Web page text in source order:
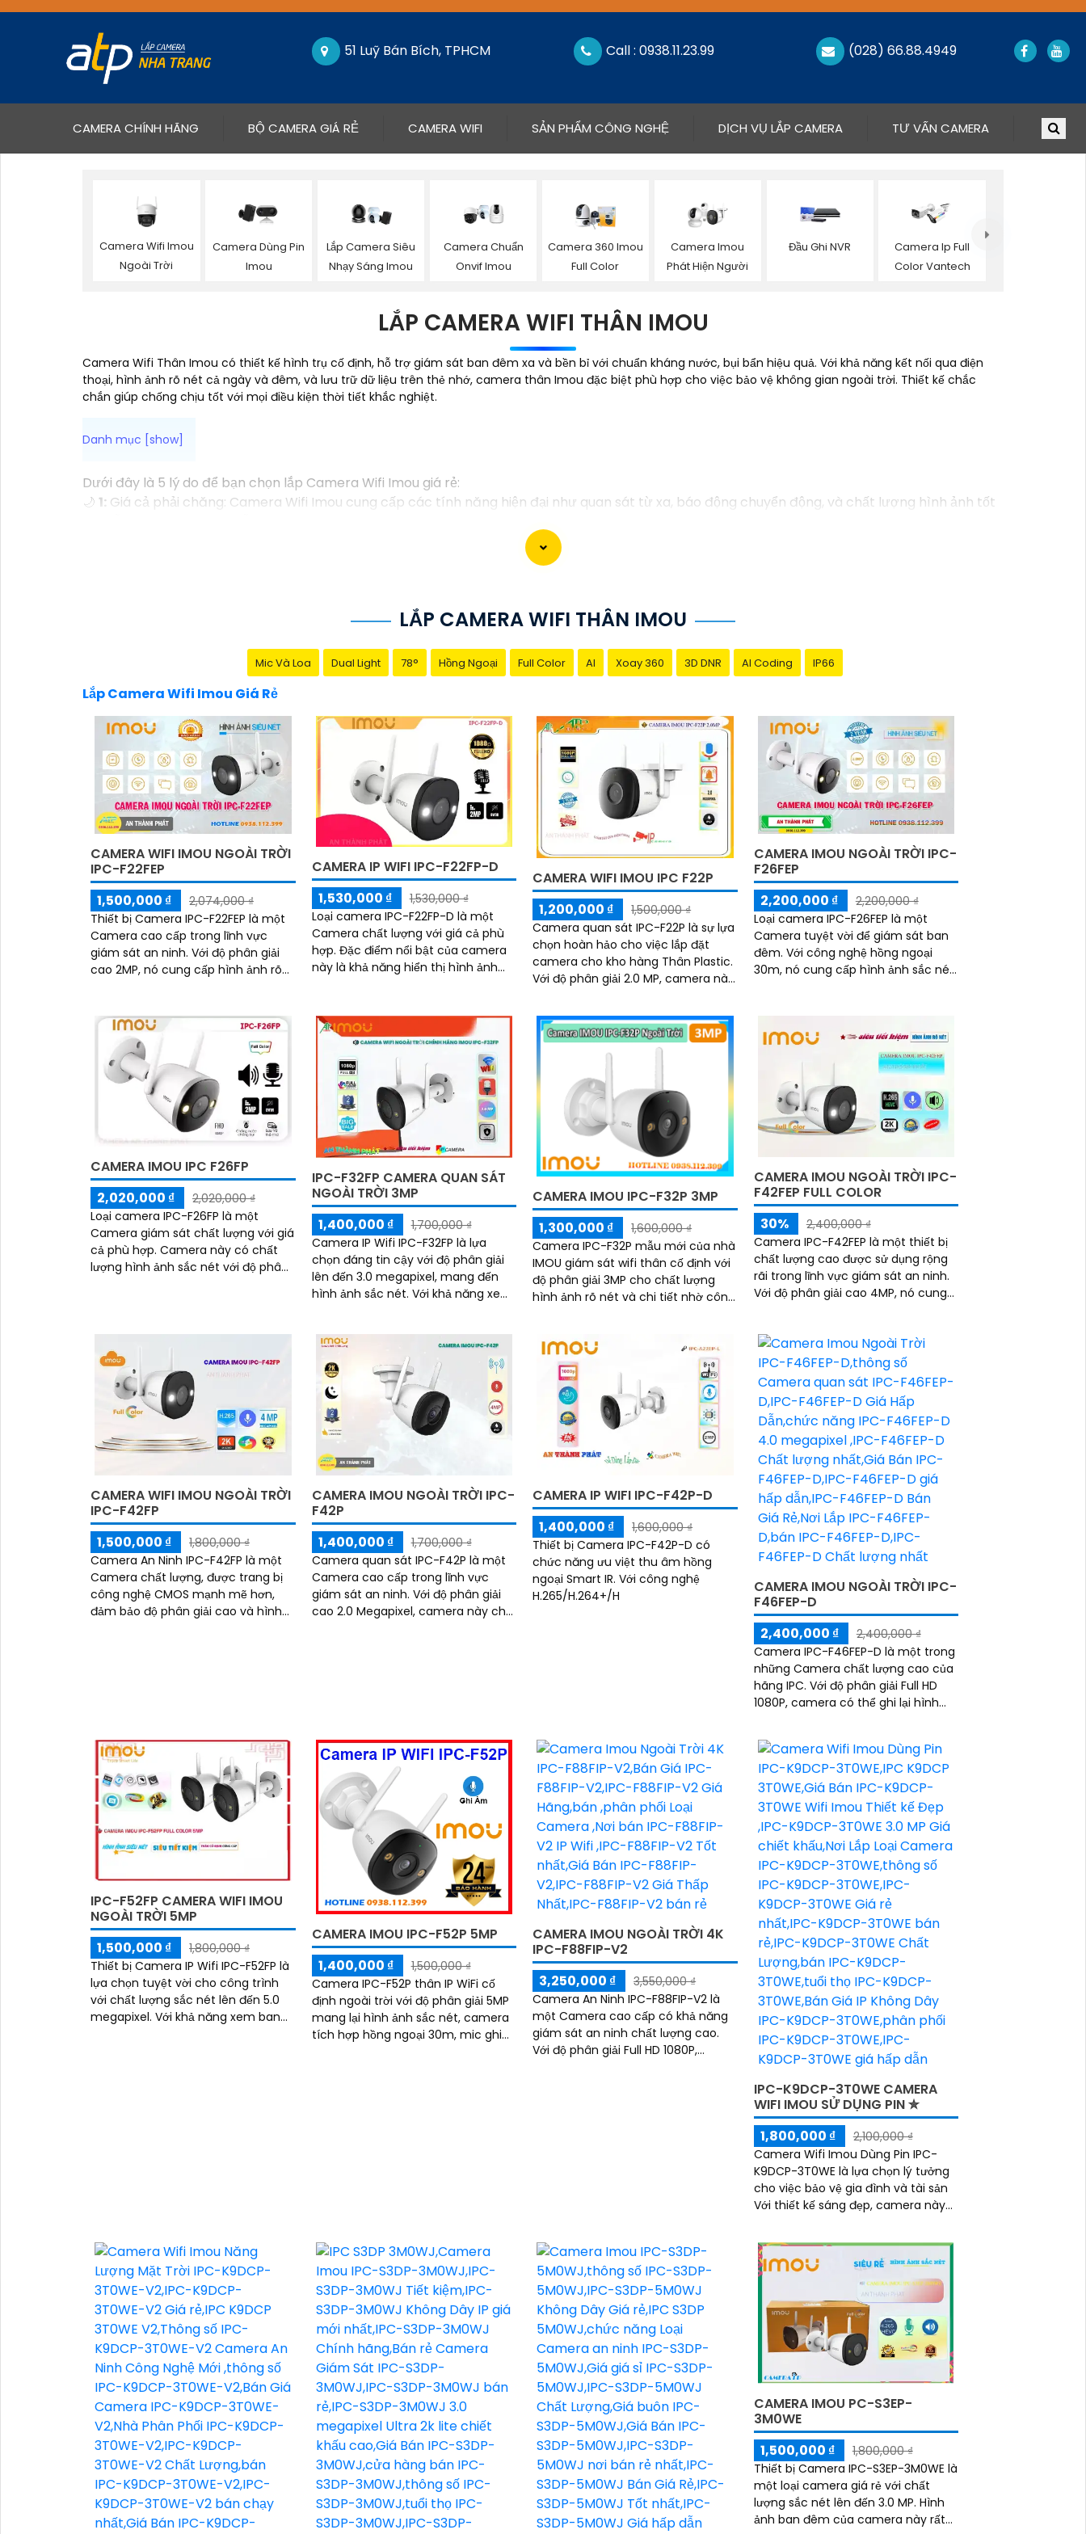
51 Luỹ Bán Bích, TPHCM Call : 0938.11.23.99 (028) 66.88.4949
CAMERA CHÍNH HÃNG(CURRENT)BỘ CAMERA GIÁ RẺ CAMERA WIFI SẢN PHẨM CÔNG NGHỆ DỊCH VỤ LẮP CAMERA TƯ VẤN CAMERA
Camera Wifi Imou
Ngoài Trời
Camera Dùng Pin
Imou
Lắp Camera Siêu
Nhạy Sáng Imou
Camera Chuẩn
Onvif Imou
Camera 360 Imou
Full Color
Camera Imou
Phát Hiện Người
Đầu Ghi NVR
Camera Ip Full
Color Vantech
LẮP CAMERA WIFI THÂN IMOU
Camera Wifi Thân Imou có thiết kế hình trụ cố định, hỗ trợ giám sát ban đêm xa và bền bỉ với chuẩn kháng nước, bụi bẩn hiệu quả. Với khả năng kết nối qua điện
thoại, hình ảnh rõ nét cả ngày và đêm, và lưu trữ dữ liệu trên thẻ nhớ, camera thân Imou đặc biệt phù hợp cho việc bảo vệ không gian ngoài trời. Thiết kế chắc
chắn giúp chống chịu tốt với mọi điều kiện thời tiết khắc nghiệt.
Dưới đây là 5 lý do để bạn chọn lắp Camera Wifi Imou giá rẻ:
🌙 1: Giá cả phải chăng: Camera Wifi Imou cung cấp các tính năng hiện đại như quan sát từ xa, báo động chuyển động, và chất lượng hình ảnh tốt
Dễ dàng lắp đặt: Camera Imou được thiết kế dễ dàng lắp đặt, bạn có thể tự cài đặt và sử dụng mà không cần phải thuê dịch vụ chuyên nghiệp.
Độ tin cậy cao: Sản phẩm của Imou được sản xuất bởi một trong những công ty hàng đầu trong lĩnh vực an ninh và giám sát, vì vậy bạn có
Hy vọng những thông tin trên giúp bạn tìm được lựa chọn hoàn hảo cho Camera Wifi Imou giá rẻ.
LẮP CAMERA WIFI THÂN IMOU
Mic Và Loa Dual Light 78° Hồng Ngoại Full Color AI Xoay 360 3D DNR AI Coding IP66
Lắp Camera Wifi Imou Giá Rẻ
CAMERA WIFI IMOU NGOÀI TRỜI
IPC-F22FEP
1,500,000 ₫
2,074,000 ₫
Thiết bị Camera IPC-F22FEP là một
Camera cao cấp trong lĩnh vực
giám sát an ninh. Với độ phân giải
cao 2MP, nó cung cấp hình ảnh rõ
CAMERA IP WIFI IPC-F22FP-D
1,530,000 ₫
1,530,000 ₫
Loại camera IPC-F22FP-D là một
Camera chất lượng với giá cả phù
hợp. Đặc điểm nổi bật của camera
này là khả năng hiển thị hình ảnh
CAMERA WIFI IMOU IPC F22P
1,200,000 ₫
1,500,000 ₫
Camera quan sát IPC-F22P là sự lựa
chọn hoàn hảo cho việc lắp đặt
camera cho kho hàng Thân Plastic.
Với độ phân giải 2.0 MP, camera này
và đêm
CAMERA IMOU NGOÀI TRỜI IPC-
F26FEP
2,200,000 ₫
2,200,000 ₫
Loại camera IPC-F26FEP là một
Camera tuyệt vời để giám sát ban
đêm. Với công nghệ hồng ngoại
30m, nó cung cấp hình ảnh sắc nét
CAMERA IMOU IPC F26FP
2,020,000 ₫
2,020,000 ₫
Loại camera IPC-F26FP là một
Camera giám sát chất lượng với giá
cả phù hợp. Camera này có chất
lượng hình ảnh sắc nét với độ phân
IPC-F32FP CAMERA QUAN SÁT
NGOÀI TRỜI 3MP
1,400,000 ₫
1,700,000 ₫
Camera IP Wifi IPC-F32FP là lựa
chọn đáng tin cậy với độ phân giải
lên đến 3.0 megapixel, mang đến
hình ảnh sắc nét. Với khả năng xem
CAMERA IMOU IPC-F32P 3MP
1,300,000 ₫
1,600,000 ₫
Camera IPC-F32P mẫu mới của nhà
IMOU giám sát wifi thân cố định với
độ phân giải 3MP cho chất lượng
hình ảnh rõ nét và chi tiết nhờ công
CAMERA IMOU NGOÀI TRỜI IPC-
F42FEP FULL COLOR
30%
2,400,000 ₫
Camera IPC-F42FEP là một thiết bị
chất lượng cao được sử dụng rộng
rãi trong lĩnh vực giám sát an ninh.
Với độ phân giải cao 4MP, nó cung
CAMERA WIFI IMOU NGOÀI TRỜI
IPC-F42FP
1,500,000 ₫
1,800,000 ₫
Camera An Ninh IPC-F42FP là một
Camera chất lượng, được trang bị
công nghệ CMOS mạnh mẽ hơn,
đảm bảo độ phân giải cao và hình
CAMERA IMOU NGOÀI TRỜI IPC-
F42P
1,400,000 ₫
1,700,000 ₫
Camera quan sát IPC-F42P là một
Camera cao cấp trong lĩnh vực
giám sát an ninh. Với độ phân giải
cao 2.0 Megapixel, camera này cho
CAMERA IP WIFI IPC-F42P-D
1,400,000 ₫
1,600,000 ₫
Thiết bị Camera IPC-F42P-D có
chức năng ưu việt thu âm hồng
ngoại Smart IR. Với công nghệ
H.265/H.264+/H
CAMERA IMOU NGOÀI TRỜI IPC-
F46FEP-D
2,400,000 ₫
2,400,000 ₫
Camera IPC-F46FEP-D là một trong
những Camera chất lượng cao của
hãng IPC. Với độ phân giải Full HD
1080P, camera có thể ghi lại hình
IPC-F52FP CAMERA WIFI IMOU
NGOÀI TRỜI 5MP
1,500,000 ₫
1,800,000 ₫
Thiết bị Camera IP Wifi IPC-F52FP là
lựa chọn tuyệt vời cho công trình
với chất lượng sắc nét lên đến 5.0
megapixel. Với khả năng xem ban
CAMERA IMOU IPC-F52P 5MP
1,400,000 ₫
1,500,000 ₫
Camera IPC-F52P thân IP WiFi cố
định ngoài trời với độ phân giải 5MP
mang lại hình ảnh sắc nét, camera
tích hợp hồng ngoại 30m, mic ghi
CAMERA IMOU NGOÀI TRỜI 4K
IPC-F88FIP-V2
3,250,000 ₫
3,550,000 ₫
Camera An Ninh IPC-F88FIP-V2 là
một Camera cao cấp có khả năng
giám sát an ninh chất lượng cao.
Với độ phân giải Full HD 1080P,
IPC-K9DCP-3T0WE CAMERA
WIFI IMOU SỬ DỤNG PIN ✮
1,800,000 ₫
2,100,000 ₫
Camera Wifi Imou Dùng Pin IPC-
K9DCP-3T0WE là lựa chọn lý tưởng
cho việc bảo vệ gia đình và tài sản
Với thiết kế sáng đẹp, camera này
nhanh chóng,...
CAMERA IMOU PC-S3EP-
3M0WE
1,500,000 ₫
1,800,000 ₫
Thiết bị Camera IPC-S3EP-3M0WE là
một loại camera giá rẻ với chất
lượng sắc nét lên đến 3.0 MP. Hình
ảnh ban đêm của camera này rất